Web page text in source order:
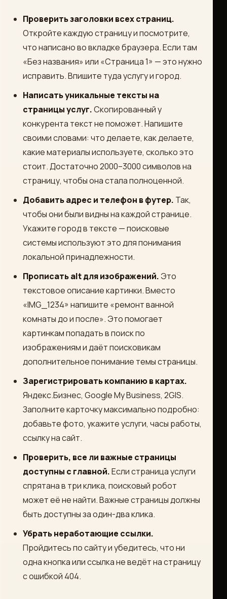
Проверить заголовки всех страниц.
Откройте каждую страницу и посмотрите,
что написано во вкладке браузера. Если там
«Без названия» или «Страница 1» — это нужно
исправить. Впишите туда услугу и город.
Написать уникальные тексты на
страницы услуг.Скопированный у
конкурента текст не поможет. Напишите
своими словами: что делаете, как делаете,
какие материалы используете, сколько это
стоит. Достаточно 2000–3000 символов на
страницу, чтобы она стала полноценной.
Добавить адрес и телефон в футер. Так,
чтобы они были видны на каждой странице.
Укажите город в тексте — поисковые
системы используют это для понимания
локальной принадлежности.
Прописать alt для изображений. Это
текстовое описание картинки. Вместо
«IMG_1234» напишите «ремонт ванной
комнаты до и после». Это помогает
картинкам попадать в поиск по
изображениям и даёт поисковикам
дополнительное понимание темы страницы.
Зарегистрировать компанию в картах.
Яндекс.Бизнес, Google My Business, 2GIS.
Заполните карточку максимально подробно:
добавьте фото, укажите услуги, часы работы,
ссылку на сайт.
Проверить, все ли важные страницы
доступны с главной.Если страница услуги
спрятана в три клика, поисковый робот
может её не найти. Важные страницы должны
быть доступны за один-два клика.
Убрать неработающие ссылки.
Пройдитесь по сайту и убедитесь, что ни
одна кнопка или ссылка не ведёт на страницу
с ошибкой 404.